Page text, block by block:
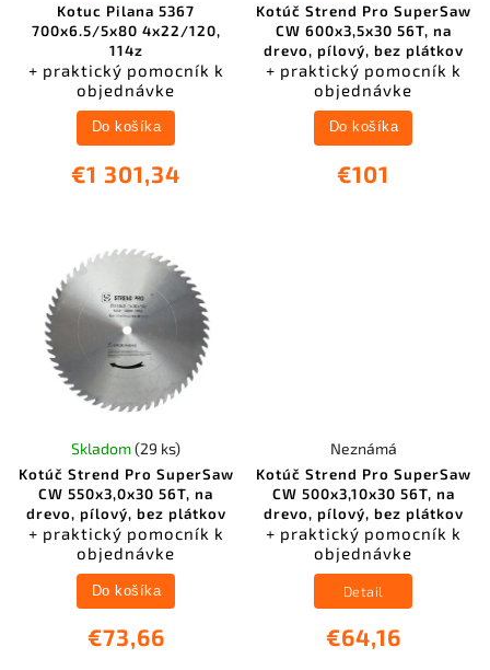
Kotuc Pilana 5367
700x6.5/5x80 4x22/120,
114z
+ praktický pomocník k
objednávke
€1 301,34
Do košíka
Kotúč Strend Pro SuperSaw
CW 600x3,5x30 56T, na
drevo, pílový, bez plátkov
+ praktický pomocník k
objednávke
€101
Do košíka
Kotúč Strend Pro SuperSaw
CW 550x3,0x30 56T, na
drevo, pílový, bez plátkov
+ praktický pomocník k
objednávke
Skladom(29 ks)
€73,66
Do košíka
Kotúč Strend Pro SuperSaw
CW 500x3,10x30 56T, na
drevo, pílový, bez plátkov
+ praktický pomocník k
objednávke
Neznámá
€64,16
Detail